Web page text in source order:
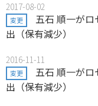
2017-08-02
変更
五石 順一が
出（保有減少）
2016-11-11
変更
五石 順一が
出（保有減少）